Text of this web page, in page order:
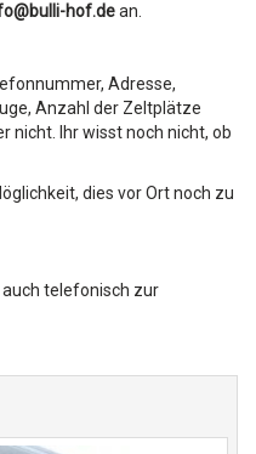
hof.dean.
Adresse,
Anzahl der Zeltplätze
nicht. Ihr wisst noch nicht, ob
dies vor Ort noch zu
auch telefonisch zur